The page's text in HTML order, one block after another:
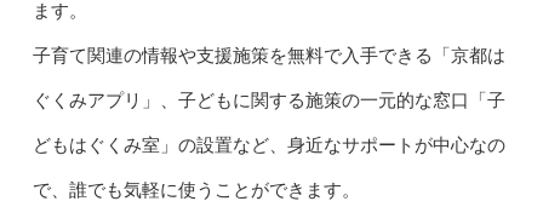
ます。
子育て関連の情報や支援施策を無料で入手できる「京都は
ぐくみアプリ」、子どもに関する施策の一元的な窓口「子
どもはぐくみ室」の設置など、身近なサポートが中心なの
で、誰でも気軽に使うことができます。